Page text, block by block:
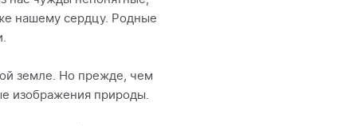
нашему сердцу. Родные
земле. Но прежде, чем
изображения природы.